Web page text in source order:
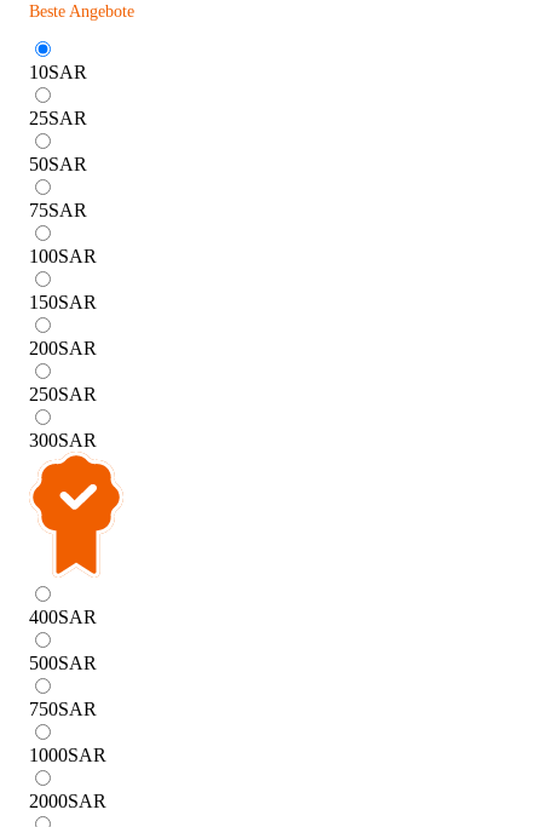
Beste Angebote
10SAR
25SAR
50SAR
75SAR
100SAR
150SAR
200SAR
250SAR
300SAR
400SAR
500SAR
750SAR
1000SAR
2000SAR